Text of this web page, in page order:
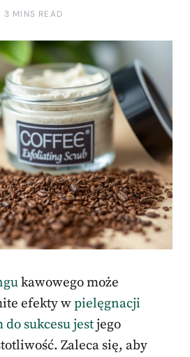
3 MINS READ
kawowego może
efekty wpielęgnacji
do sukcesu jestjego
Zaleca się, aby